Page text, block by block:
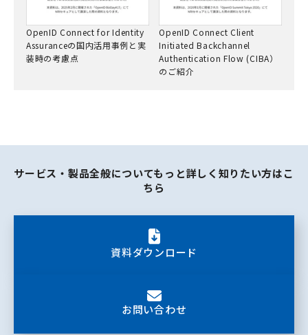
OpenID Connect for Identity
Assuranceの国内活用事例と実
装時の考慮点
OpenID Connect Client
Initiated Backchannel
Authentication Flow (CIBA）
のご紹介
サービス・製品全般についてもっと詳しく知りたい方はこ
ちら
資料ダウンロード
お問い合わせ